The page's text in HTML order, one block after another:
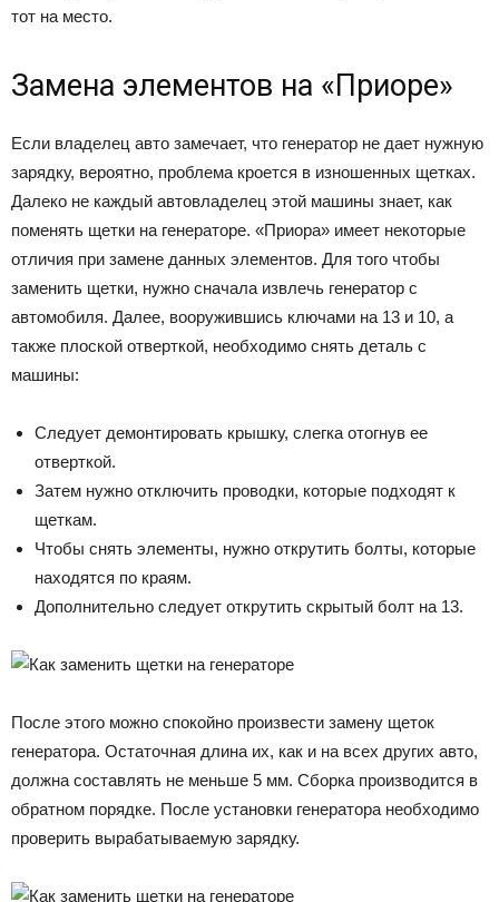
тот на место.
Замена элементов на «Приоре»
Если владелец авто замечает, что генератор не дает нужную
зарядку, вероятно, проблема кроется в изношенных щетках.
Далеко не каждый автовладелец этой машины знает, как
поменять щетки на генераторе. «Приора» имеет некоторые
отличия при замене данных элементов. Для того чтобы
заменить щетки, нужно сначала извлечь генератор с
автомобиля. Далее, вооружившись ключами на 13 и 10, а
также плоской отверткой, необходимо снять деталь с
машины:
Следует демонтировать крышку, слегка отогнув ее
отверткой.
Затем нужно отключить проводки, которые подходят к
щеткам.
Чтобы снять элементы, нужно открутить болты, которые
находятся по краям.
Дополнительно следует открутить скрытый болт на 13.
После этого можно спокойно произвести замену щеток
генератора. Остаточная длина их, как и на всех других авто,
должна составлять не меньше 5 мм. Сборка производится в
обратном порядке. После установки генератора необходимо
проверить вырабатываемую зарядку.